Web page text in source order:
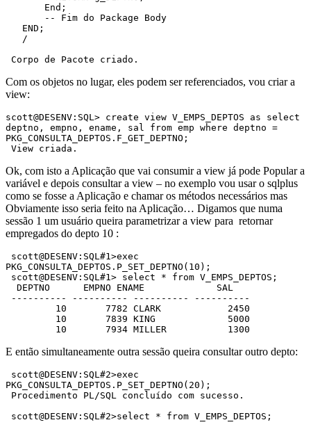
Corpo de Pacote criado.
Com os objetos no lugar, eles podem ser referenciados, vou criar a
view:
scott@DESENV:SQL> create view V_EMPS_DEPTOS as select
deptno, empno, ename, sal from emp where deptno =
PKG_CONSULTA_DEPTOS.F_GET_DEPTNO;
View criada.
Ok, com isto a Aplicação que vai consumir a view já pode Popular a
variável e depois consultar a view – no exemplo vou usar o sqlplus
como se fosse a Aplicação e chamar os métodos necessários mas
Obviamente isso seria feito na Aplicação… Digamos que numa
sessão 1 um usuário queira parametrizar a view para retornar
empregados do depto 10 :
PKG_CONSULTA_DEPTOS.P_SET_DEPTNO(10);
10       7934 MILLER           1300
E então simultaneamente outra sessão queira consultar outro depto:
PKG_CONSULTA_DEPTOS.P_SET_DEPTNO(20);